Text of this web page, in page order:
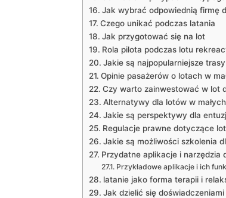
Jak wybrać odpowiednią firmę
Czego unikać⁢ podczas latania
Jak przygotować się na lot
Rola pilota podczas lotu
Jakie są najpopularniejsze
Opinie pasażerów⁣ o lotach⁢ w
Czy​ warto zainwestować w lot
Alternatywy dla lotów w‌
Jakie są perspektywy dla⁣
Regulacje⁤ prawne ‌dotyczące⁤
Jakie są ⁤możliwości szkolenia
Przydatne aplikacje i ​narzędzia
Przykładowe⁤ aplikacje i ich
latanie​ jako forma terapii i
Jak⁢ dzielić się